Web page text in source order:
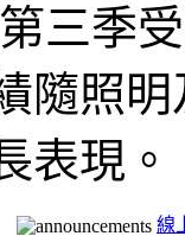
三季
隨照
表現。
線